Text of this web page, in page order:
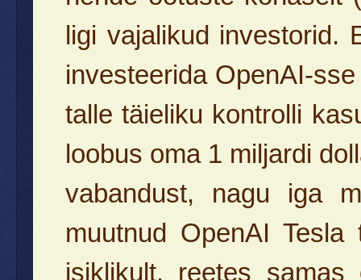
ligi vajalikud investorid.
investeerida OpenAI-
talle täieliku kontrolli
loobus oma 1 miljardi
vabandust, nagu iga
muutnud OpenAI
isiklikult, reetes